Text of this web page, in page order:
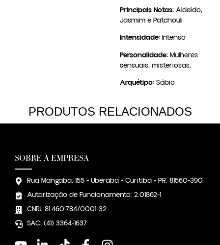
Principais Notas: Aldeído,
Jasmim e Patchouli
Intensidade: Intenso
Personalidade: Mulheres
sensuais, misteriosas.
Arquétipo: Sábio
PRODUTOS RELACIONADOS
SOBRE A EMPRESA
Rua Mangaba, 155 - Uberaba - Curitiba - PR, 81560-390
Autorização de Funcionamento: 2.01862-1
CNPJ: 81.460.784/0001-32
SAC: (41) 3364-1637